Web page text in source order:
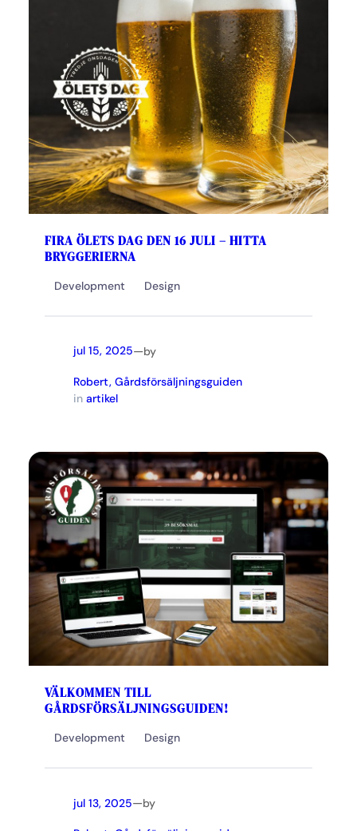
FIRA ÖLETS DAG DEN 16 JULI – HITTA
BRYGGERIERNA
Development Design
jul 15, 2025—by
Robert, Gårdsförsäljningsguiden
in artikel
VÄLKOMMEN TILL
GÅRDSFÖRSÄLJNINGSGUIDEN!
Development Design
jul 13, 2025—by